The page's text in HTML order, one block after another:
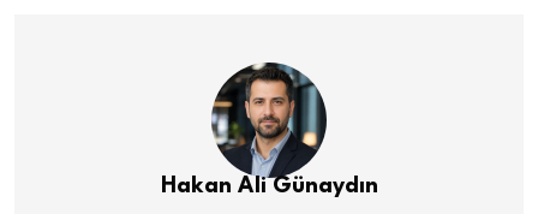
Hakan Ali Günaydın